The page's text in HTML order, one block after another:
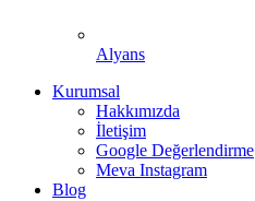
Alyans
Kurumsal
Hakkımızda
İletişim
Google Değerlendirme
Meva Instagram
Blog